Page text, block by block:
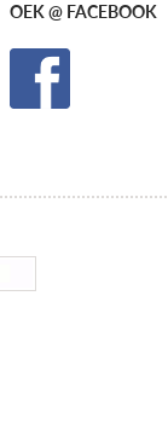
OEK @ FACEBOOK